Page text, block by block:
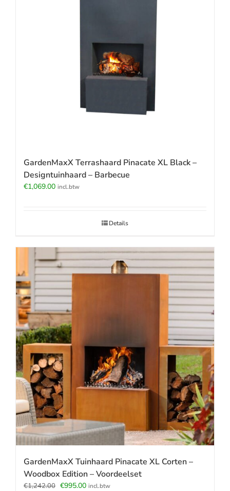
GardenMaxX Terrashaard Pinacate XL Black –
Designtuinhaard – Barbecue
€1,069.00 incl.btw
Details
GardenMaxX Tuinhaard Pinacate XL Corten –
Woodbox Edition – Voordeelset
€1,242.00 Oorspronkelijke
€995.00Huidige
incl.btw